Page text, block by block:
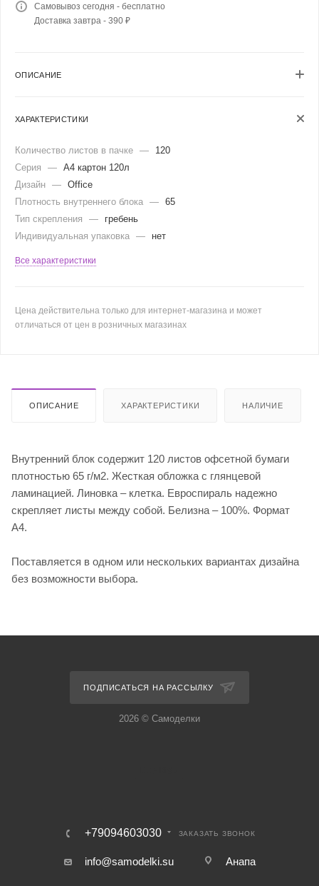
Самовывоз сегодня - бесплатно
Доставка завтра - 390 ₽
ОПИСАНИЕ
ХАРАКТЕРИСТИКИ
Количество листов в пачке —
120
Серия
— А4 картон 120л
Дизайн — Office
Плотность внутреннего блока — 65
Тип скрепления
—
гребень
Индивидуальная упаковка — нет
Все характеристики
Цена действительна только для интернет-магазина и может
отличаться от цен в розничных магазинах
ОПИСАНИЕ ХАРАКТЕРИСТИКИ НАЛИЧИЕ
Внутренний блок содержит 120 листов офсетной бумаги
плотностью 65 г/м2. Жесткая обложка с глянцевой
ламинацией. Линовка – клетка. Евроспираль надежно
скрепляет листы между собой. Белизна – 100%. Формат
А4.
Поставляется в одном или нескольких вариантах дизайна
без возможности выбора.
ПОДПИСАТЬСЯ НА РАССЫЛКУ
2026 © Самоделки
+79094603030 ЗАКАЗАТЬ ЗВОНОК
info@samodelki.su Анапа